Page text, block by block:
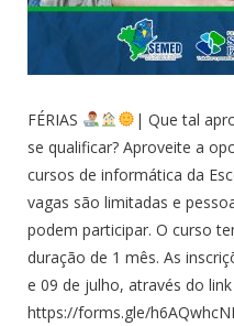
FÉRIAS
| Que tal
se qualificar? Aproveite a
cursos de informática da
vagas são limitadas e
podem participar. O curso
duração de 1 mês. As
e 09 de julho, através do link
https://forms.gle/